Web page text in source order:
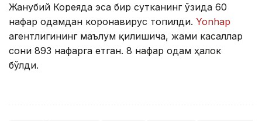
Жанубий Кореяда эса бир сутканинг ўзида 60
нафар одамдан коронавирус топилди. Yonhap
агентлигининг маълум қилишича, жами касаллар
сони 893 нафарга етган. 8 нафар одам ҳалок
бўлди.